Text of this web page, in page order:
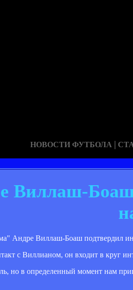
НОВОСТИ ФУТБОЛА |
Виллаш-
Андре Виллаш-Боаш подтвердил
с Виллианом, он входит в круг
но в определенный момент нам